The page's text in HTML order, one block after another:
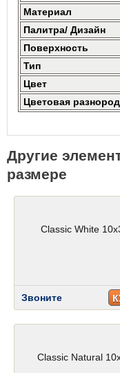
Материал
Палитра/ Дизайн
Поверхность
Тип
Цвет
Цветовая
Другие
размере
Classic White
Звоните
Classic Natural